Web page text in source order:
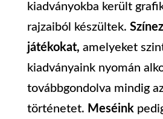
kiadványokba került
rajzaiból készültek.
játékokat, amelyeket
kiadványaink nyomán
továbbgondolva mindig
történetet. Meséink